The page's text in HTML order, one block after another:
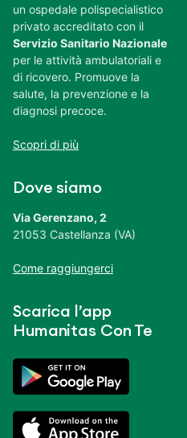
un ospedale polispecialistico
privato accreditato con il
Servizio Sanitario Nazionale
per le attività ambulatoriali e
di ricovero. Promuove la
salute, la prevenzione e la
diagnosi precoce.
Scopri di più
Dove siamo
Via Gerenzano, 2
21053 Castellanza (VA)
Come raggiungerci
Scarica l’app
Humanitas Con Te